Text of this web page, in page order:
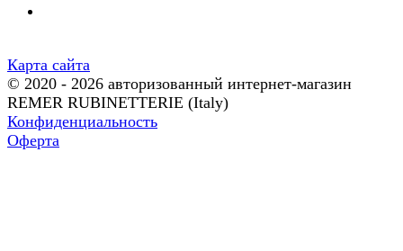
Карта сайта
© 2020 - 2026 авторизованный интернет-магазин
REMER RUBINETTERIE (Italy)
Конфиденциальность
Оферта